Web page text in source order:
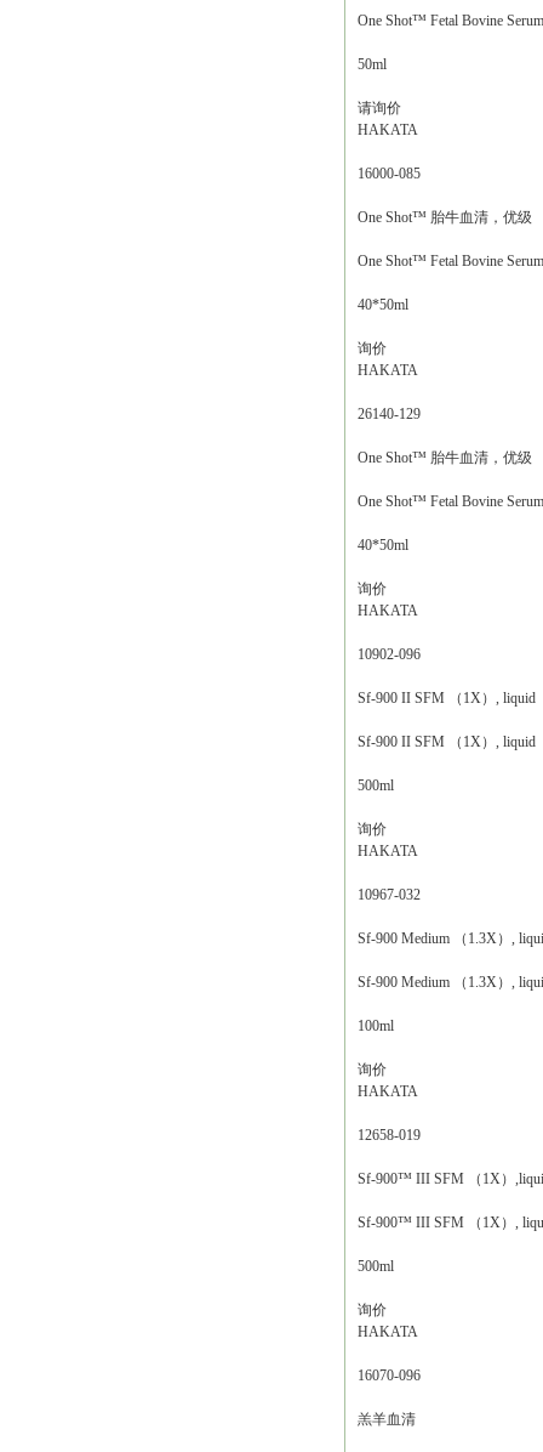
One Shot™ Fetal Bovine
50ml
请询价
HAKATA
16000-085
One Shot™ 胎牛血清，优级
One Shot™ Fetal Bovine
40*50ml
询价
HAKATA
26140-129
One Shot™ 胎牛血清，优级
One Shot™ Fetal Bovine
40*50ml
询价
HAKATA
10902-096
Sf-900 II SFM （1X）, liquid
Sf-900 II SFM （1X）, liquid
500ml
询价
HAKATA
10967-032
Sf-900 Medium （1.3X）,
Sf-900 Medium （1.3X）,
100ml
询价
HAKATA
12658-019
Sf-900™ III SFM （1X）
Sf-900™ III SFM （1X）,
500ml
询价
HAKATA
16070-096
羔羊血清